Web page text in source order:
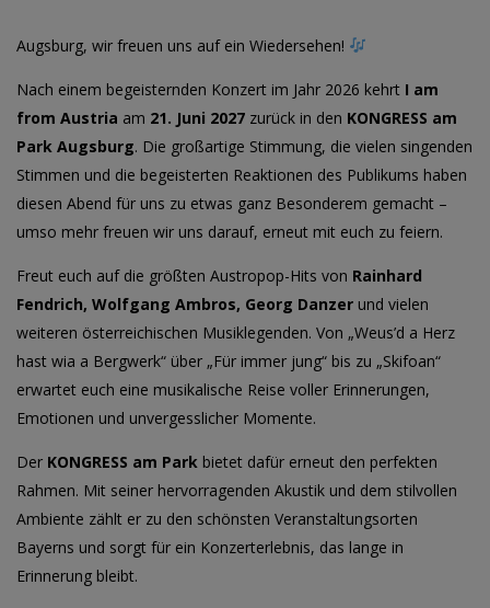
Augsburg, wir freuen uns auf ein Wiedersehen!
Nach einem begeisternden Konzert im Jahr 2026 kehrt I am
from Austria am 21. Juni 2027 zurück in den KONGRESS am
Park Augsburg. Die großartige Stimmung, die vielen singenden
Stimmen und die begeisterten Reaktionen des Publikums haben
diesen Abend für uns zu etwas ganz Besonderem gemacht –
umso mehr freuen wir uns darauf, erneut mit euch zu feiern.
Freut euch auf die größten Austropop-Hits von Rainhard
Fendrich, Wolfgang Ambros, Georg Danzer und vielen
weiteren österreichischen Musiklegenden. Von „Weus’d a Herz
hast wia a Bergwerk“ über „Für immer jung“ bis zu „Skifoan“
erwartet euch eine musikalische Reise voller Erinnerungen,
Emotionen und unvergesslicher Momente.
Der KONGRESS am Park bietet dafür erneut den perfekten
Rahmen. Mit seiner hervorragenden Akustik und dem stilvollen
Ambiente zählt er zu den schönsten Veranstaltungsorten
Bayerns und sorgt für ein Konzerterlebnis, das lange in
Erinnerung bleibt.